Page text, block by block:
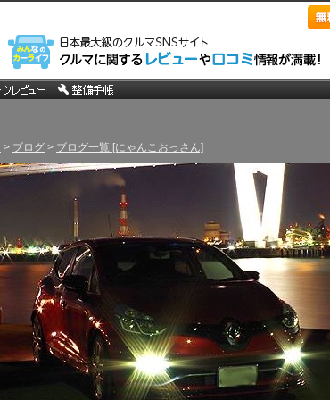
> ブログ > ブログ一覧 [にゃんこおっさん]